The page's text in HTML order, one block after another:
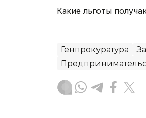
Какие льготы
Генпрокуратура